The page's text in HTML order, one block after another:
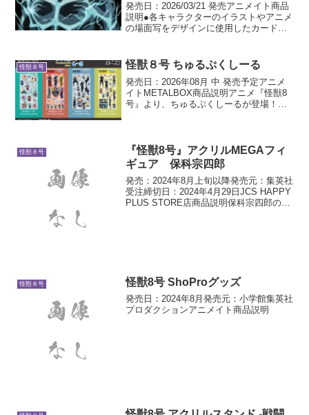
発売日：2026/03/21 発売アニメイト商品
説明●各キャラクターのイラストやアニメ
の場面写をデザインに使用したカードは
楽しむことができます。●戦闘や訓練が続
く日々の...
怪獣８号 怪獣８号 ちゅるぷくしーる
発売日：2026年08月 中 発売予定アニメ
イトMETALBOX商品説明アニメ『怪獣8
号』より、ちゅるぷくしーるが登場！！
怪獣８号
『怪獣8号』アクリルMEGAフィ
ギュア 保科宗四郎
発売：2024年8月上旬以降発売元：集英社
受注締切日：2024年4月29日JCS HAPPY
PLUS STORE店商品説明保科宗四郎のア
怪獣８号 怪獣8号 ShoProグッズ
発売日：2024年8月発売元：小学館集英社
プロダクションアニメイト商品説明